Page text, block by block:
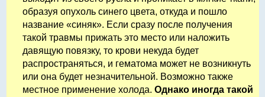
образуя опухоль синего цвета, откуда и пошло
название «синяк». Если сразу после получения
такой травмы прижать это место или наложить
давящую повязку, то крови некуда будет
распространяться, и гематома может не возникнуть
или она будет незначительной. Возможно также
местное применение холода. Однако иногда такой